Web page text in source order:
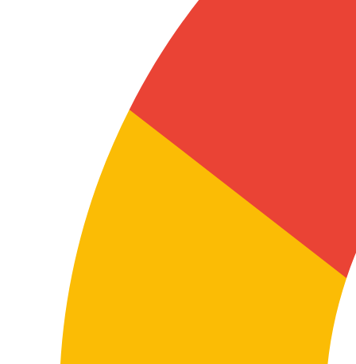
Proceso de calidad certificado
La certificación ISO 9001 e ISO 17100 refuerza un
proceso estructurado, trazable y orientado a la
coherencia terminológica, la revisión independiente y la
mejora continua del servicio de traducción publicitaria.